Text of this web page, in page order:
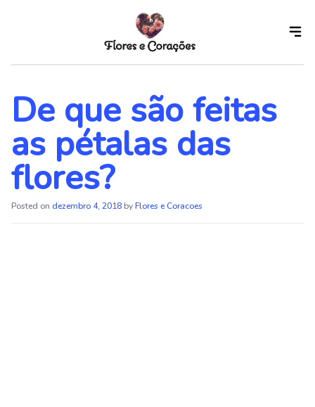
content
De que são feitas
as pétalas das
flores?
Posted on dezembro 4, 2018 byFlores e Coracoes